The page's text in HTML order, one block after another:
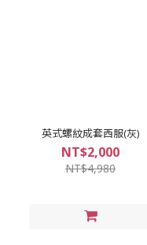
英式螺紋成套西服(灰)
NT$2,000
NT$4,980